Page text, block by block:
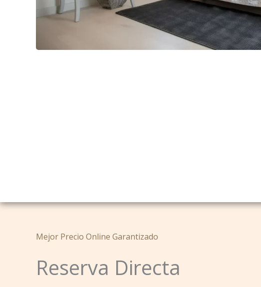
Mejor Precio Online Garantizado
Reserva Directa